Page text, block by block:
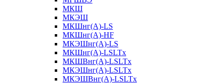
МКШ
МКЭШ
МКШнг(А)-LS
МКШнг(А)-HF
МКЭШнг(А)-LS
МКШнг(А)-LSLTx
МКШВнг(A)-LSLTx
МКЭШнг(А)-LSLTx
МКЭШВнг(A)-LSLTx